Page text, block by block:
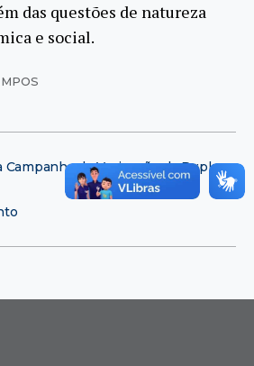
das questões de natureza
e social.
Campanha de Vacinação da Dupla